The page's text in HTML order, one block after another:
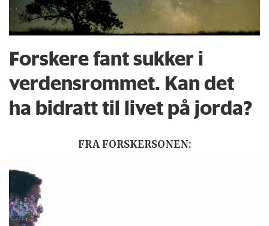
Forskere fant sukker i
verdensrommet. Kan det
ha bidratt til livet på jorda?
FRA FORSKERSONEN: